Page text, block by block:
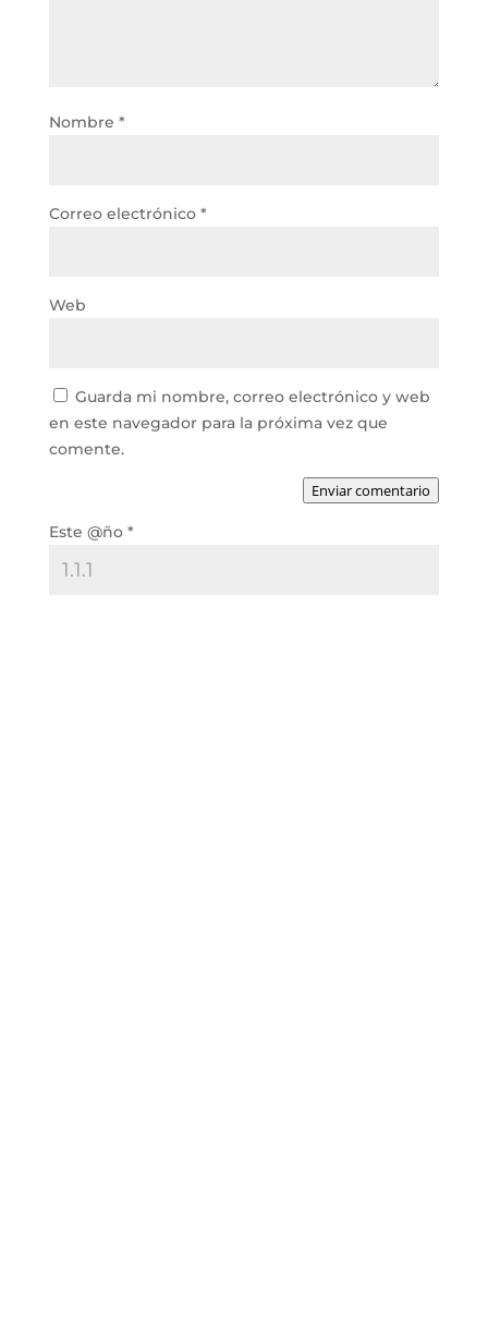
Nombre *
Correo electrónico *
Web
Guarda mi nombre, correo electrónico y web
en este navegador para la próxima vez que
comente.
Enviar comentario
Este @ño *